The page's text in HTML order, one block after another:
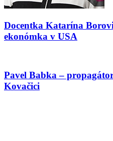
Docentka Katarína
ekonómka v USA
Pavel Babka –
Kovačici